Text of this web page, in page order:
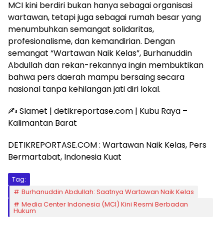
MCI kini berdiri bukan hanya sebagai organisasi
wartawan, tetapi juga sebagai rumah besar yang
menumbuhkan semangat solidaritas,
profesionalisme, dan kemandirian. Dengan
semangat “Wartawan Naik Kelas”, Burhanuddin
Abdullah dan rekan-rekannya ingin membuktikan
bahwa pers daerah mampu bersaing secara
nasional tanpa kehilangan jati diri lokal.
✍️ Slamet | detikreportase.com | Kubu Raya –
Kalimantan Barat
DETIKREPORTASE.COM : Wartawan Naik Kelas, Pers
Bermartabat, Indonesia Kuat
Tag:
Burhanuddin Abdullah: Saatnya Wartawan Naik Kelas
Media Center Indonesia (MCI) Kini Resmi Berbadan
Hukum